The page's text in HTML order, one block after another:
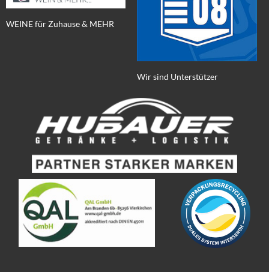
WEINE für Zuhause & MEHR
Wir sind Unterstützer